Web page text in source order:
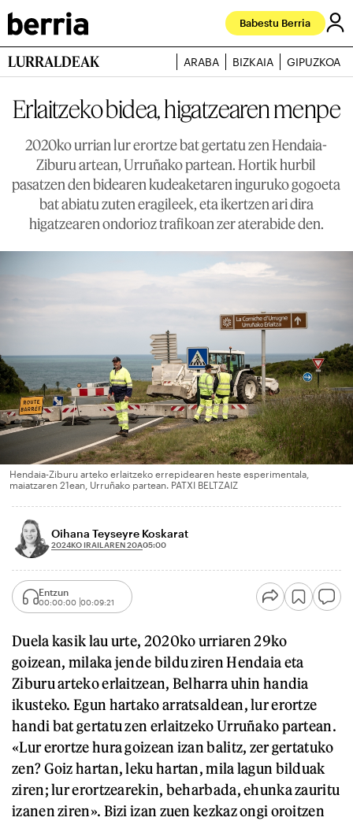
Babestu Berria
LURRALDEAK ARABA BIZKAIA GIPUZKOA
Erlaitzeko bidea, higatzearen menpe
2020ko urrian lur erortze bat gertatu zen Hendaia-
Ziburu artean, Urruñako partean. Hortik hurbil
pasatzen den bidearen kudeaketaren inguruko gogoeta
bat abiatu zuten eragileek, eta ikertzen ari dira
higatzearen ondorioz trafikoan zer aterabide den.
Hendaia-Ziburu arteko erlaitzeko errepidearen heste esperimentala,
maiatzaren 21ean, Urruñako partean. PATXI BELTZAIZ
Oihana Teyseyre Koskarat
2024KO IRAILAREN 20A05:00
Entzun
00:00:00 00:09:21
Duela kasik lau urte, 2020ko urriaren 29ko
goizean, milaka jende bildu ziren Hendaia eta
Ziburu arteko erlaitzean, Belharra uhin handia
ikusteko. Egun hartako arratsaldean, lur erortze
handi bat gertatu zen erlaitzeko Urruñako partean.
«Lur erortze hura goizean izan balitz, zer gertatuko
zen? Goiz hartan, leku hartan, mila lagun bilduak
ziren; lur erortzearekin, beharbada, ehunka zauritu
izanen ziren». Bizi izan zuen kezkaz ongi oroitzen